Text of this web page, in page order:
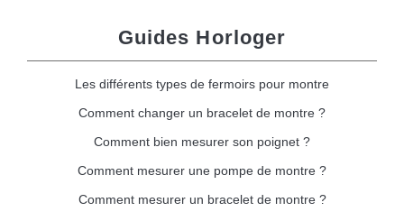
Guides Horloger
Les différents types de fermoirs pour montre
Comment changer un bracelet de montre ?
Comment bien mesurer son poignet ?
Comment mesurer une pompe de montre ?
Comment mesurer un bracelet de montre ?